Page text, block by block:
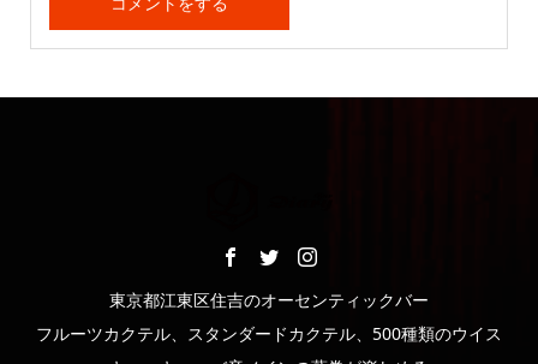
東京都江東区住吉のオーセンティックバー
フルーツカクテル、スタンダードカクテル、500種類のウイス